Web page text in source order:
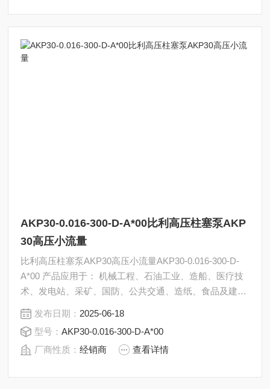
AKP30-0.016-300-D-A*00比利高压柱塞泵AKP
30高压小流量
比利高压柱塞泵AKP30高压小流量AKP30-0.016-300-D-
A*00 产品应用于： 机械工程、石油工业、造船、医疗技
术、发电站、采矿、国防、公共交通、造纸、食品及建筑
行业，以及世界范围内的许多其它领域。
发布日期： 2025-06-18
型号：AKP30-0.016-300-D-A*00
厂商性质：经销商 查看详情